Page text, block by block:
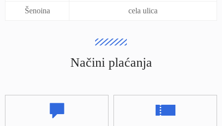
Šenoina cela ulica
Načini plaćanja